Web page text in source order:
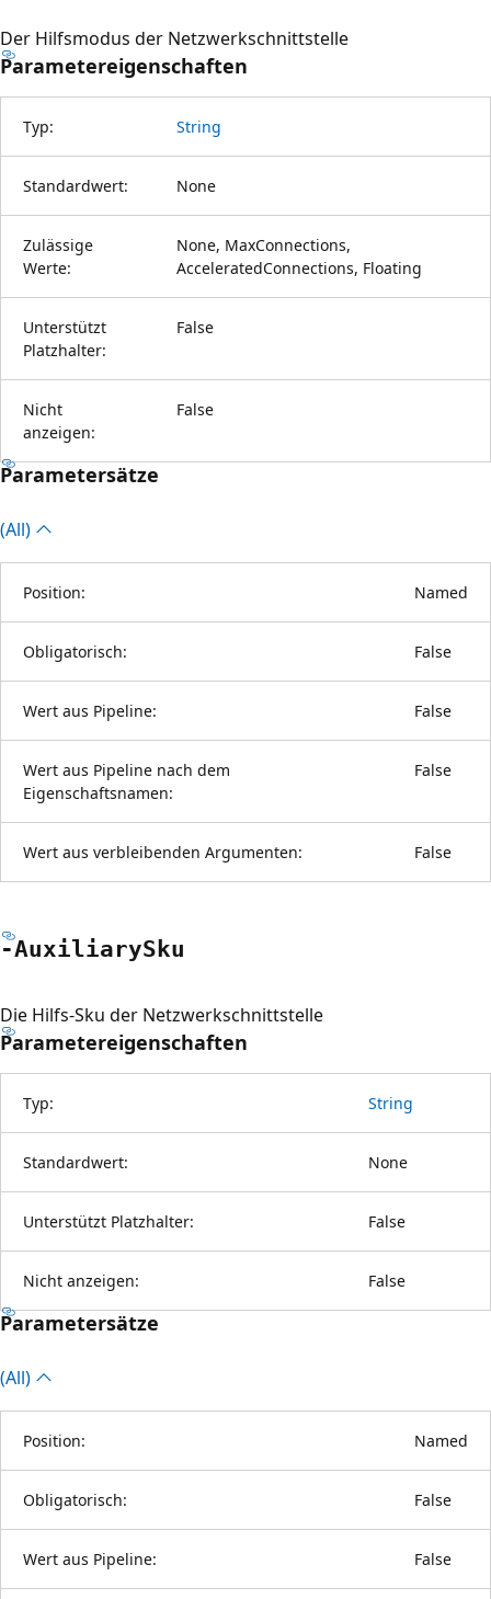
Der Hilfsmodus der Netzwerkschnittstelle
Parametereigenschaften
Typ: String
Standardwert: None
Zulässige
Werte:
None, MaxConnections,
AcceleratedConnections, Floating
Unterstützt
Platzhalter:
False
Nicht
anzeigen:
False
Parametersätze
(All)
Position: Named
Obligatorisch: False
Wert aus Pipeline: False
Wert aus Pipeline nach dem
Eigenschaftsnamen:
False
Wert aus verbleibenden Argumenten: False
-AuxiliarySku
Die Hilfs-Sku der Netzwerkschnittstelle
Parametereigenschaften
Typ: String
Standardwert: None
Unterstützt Platzhalter: False
Nicht anzeigen: False
Parametersätze
(All)
Position: Named
Obligatorisch: False
Wert aus Pipeline: False